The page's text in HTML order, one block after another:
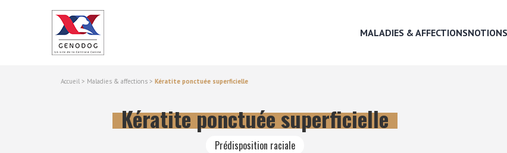
MALADIES & AFFECTIONS
MALADIES & AFFECTIONS
Accueil > Maladies & affections > Kératite ponctuée superficielle
Kératite ponctuée superficielle
Prédisposition raciale